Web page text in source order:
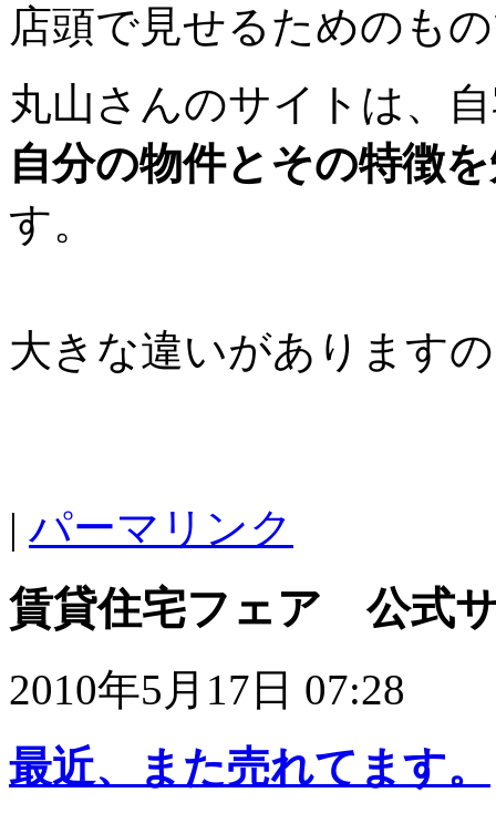
店頭で見せるためのも
丸山さんのサイトは、
自分の物件とその特徴
す。
大きな違いがあります
| パーマリンク
賃貸住宅フェア 公式
2010年5月17日 07:28
最近、また売れてます。